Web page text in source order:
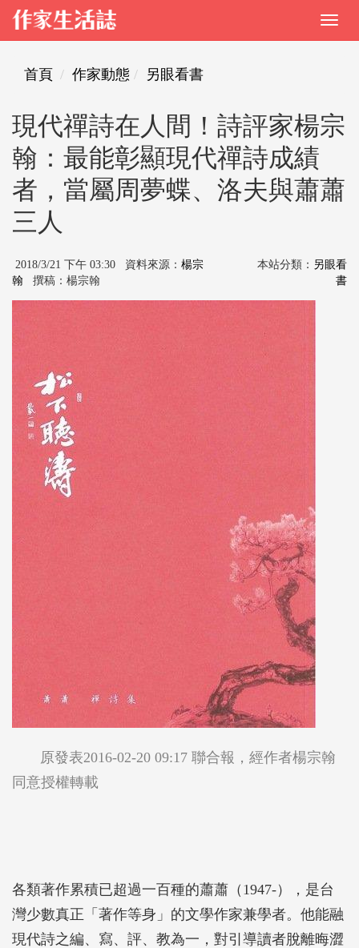
首頁 作家動態 另眼看書
現代禪詩在人間！詩評家楊宗
翰：最能彰顯現代禪詩成績
者，當屬周夢蝶、洛夫與蕭蕭
三人
2018/3/21 下午 03:30 資料來源： 楊宗
翰 撰稿：楊宗翰
本站分類： 另眼看
書
原發表2016-02-20 09:17 聯合報 ，經作者楊宗翰
同意授權轉載
各類著作累積已超過一百種的蕭蕭（1947-），是台
灣少數真正「著作等身」的文學作家兼學者。他能融
現代詩之編、寫、評、教為一，對引導讀者脫離晦澀